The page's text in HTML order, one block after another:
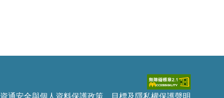
資通安全與個人資料保護政策、目標及隱私權保護聲明